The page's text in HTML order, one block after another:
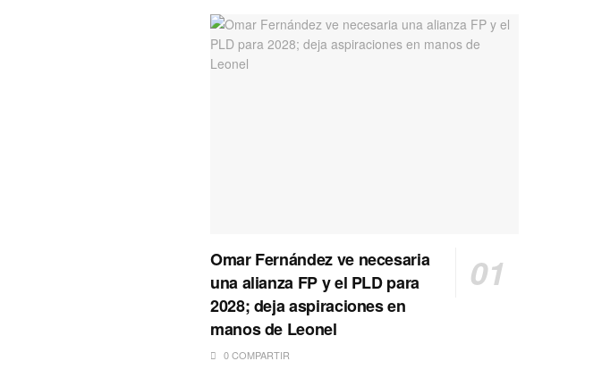
Omar Fernández ve necesaria
una alianza FP y el PLD para
2028; deja aspiraciones en
manos de Leonel
0 COMPARTIR